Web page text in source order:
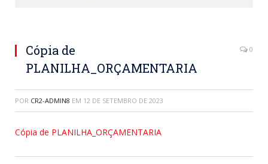
Cópia de
PLANILHA_ORÇAMENTARIA
0
POR CR2-ADMIN8 EM 12 DE SETEMBRO DE 2023
Cópia de PLANILHA_ORÇAMENTARIA